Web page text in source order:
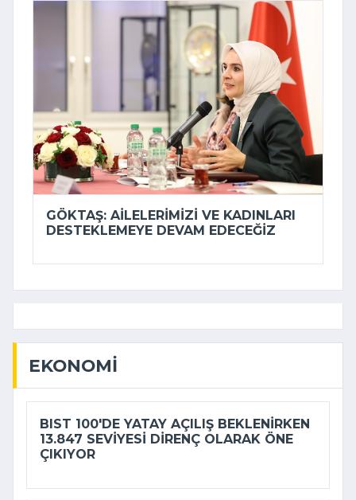
GÖKTAŞ: AILELERIMIZI VE KADINLARI
DESTEKLEMEYE DEVAM EDECEĞIZ
EKONOMI
BIST 100'DE YATAY AÇILIŞ BEKLENIRKEN
13.847 SEVIYESI DIRENÇ OLARAK ÖNE
ÇIKIYOR